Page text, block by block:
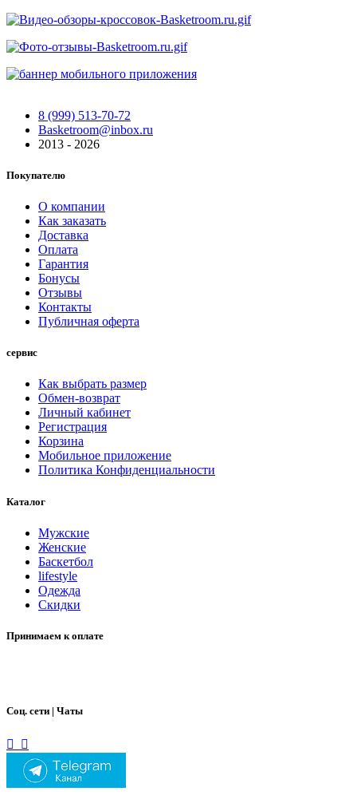
8 (999) 513-70-72
Basketroom@inbox.ru
2013 - 2026
Покупателю
О компании
Как заказать
Доставка
Оплата
Гарантия
Бонусы
Отзывы
Контакты
Публичная оферта
сервис
Как выбрать размер
Обмен-возврат
Личный кабинет
Регистрация
Корзина
Мобильное приложение
Политика Конфиденциальности
Каталог
Мужские
Женские
Баскетбол
lifestyle
Одежда
Скидки
Принимаем к оплате
Соц. сети | Чаты